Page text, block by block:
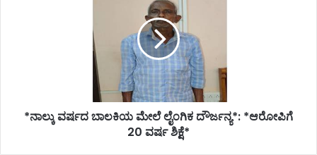
ಶಿಕ್ಷೆ**ನಾಲ್ಕು ವರ್ಷದ ಬಾಲಕಿಯ ಮೇಲೆ ಲೈಂಗಿಕ ದೌರ್ಜನ್ಯ*: *ಆರೋಪಿಗೆ
20 ವರ್ಷ ಶಿಕ್ಷೆ*